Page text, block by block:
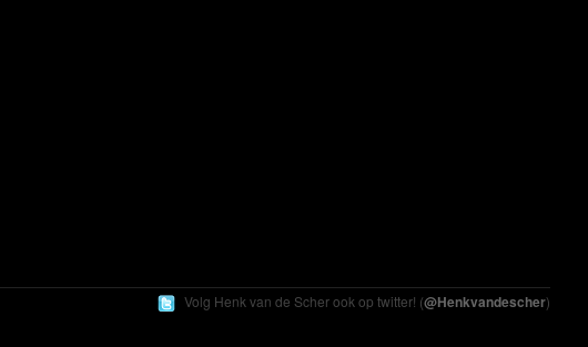
Volg Henk van de Scherook op twitter! (@Henkvandescher)